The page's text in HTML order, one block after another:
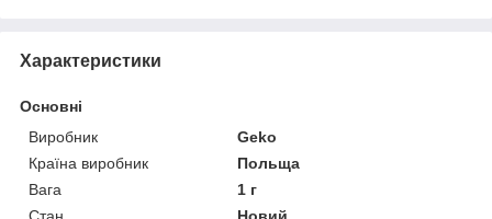
Характеристики
Основні
Виробник
Geko
Країна виробник
Польща
Вага
1 г
Стан
Новий